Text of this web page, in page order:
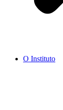
O Instituto